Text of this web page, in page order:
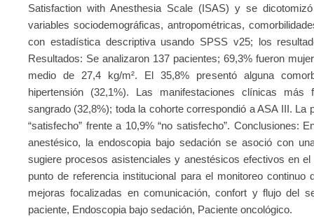
Satisfaction with Anesthesia Scale (ISAS) y se
variables sociodemográficas, antropométricas,
con estadística descriptiva usando SPSS v25; los
Resultados: Se analizaron 137 pacientes; 69,3% fueron
medio de 27,4 kg/m². El 35,8% presentó alguna
hipertensión (32,1%). Las manifestaciones clínicas más
sangrado (32,8%); toda la cohorte correspondió a ASA III. La
“satisfecho” frente a 10,9% “no satisfecho”. Conclusiones:
anestésico, la endoscopia bajo sedación se asoció con
sugiere procesos asistenciales y anestésicos efectivos en
punto de referencia institucional para el monitoreo
mejoras focalizadas en comunicación, confort y flujo del
paciente, Endoscopia bajo sedación, Paciente oncológico.